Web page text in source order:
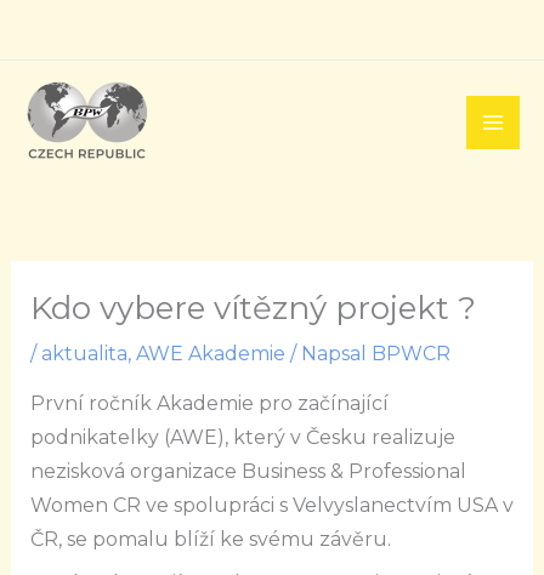
obsah
Kdo vybere vítězný projekt ?
/ aktualita, AWE Akademie / Napsal BPWCR
První ročník Akademie pro začínající
podnikatelky (AWE), který v Česku realizuje
nezisková organizace Business & Professional
Women CR ve spolupráci s Velvyslanectvím USA v
ČR, se pomalu blíží ke svému závěru.